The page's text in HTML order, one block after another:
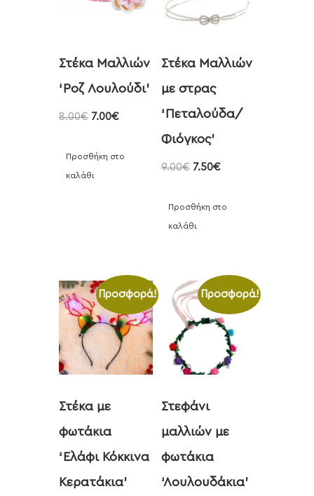
Στέκα Μαλλιών
‘Ροζ Λουλούδι’
8.00€ 7.00€
Προσθήκη στο
καλάθι
Στέκα Μαλλιών
με στρας
‘Πεταλούδα/
Φιόγκος’
9.00€ 7.50€
Προσθήκη στο
καλάθι
Προσφορά!
Στέκα με
φωτάκια
‘Ελάφι Κόκκινα
Κερατάκια’
Προσφορά!
Στεφάνι
μαλλιών με
φωτάκια
‘Λουλουδάκια’